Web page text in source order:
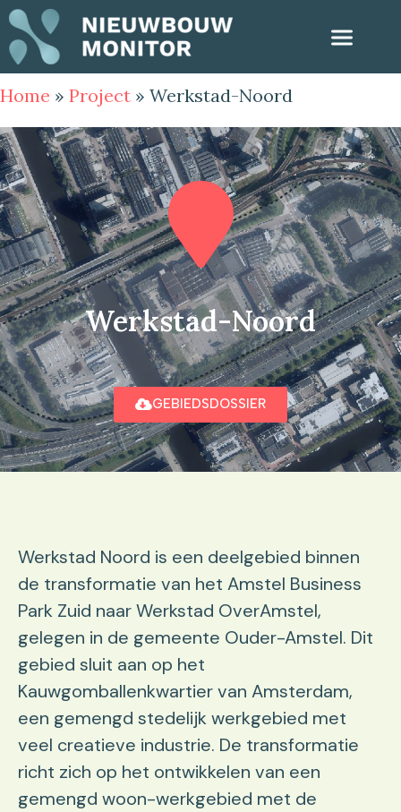
Home » Project » Werkstad-Noord
Werkstad-Noord
GEBIEDSDOSSIER
Werkstad Noord is een deelgebied binnen
de transformatie van het Amstel Business
Park Zuid naar Werkstad OverAmstel,
gelegen in de gemeente Ouder-Amstel. Dit
gebied sluit aan op het
Kauwgomballenkwartier van Amsterdam,
een gemengd stedelijk werkgebied met
veel creatieve industrie. De transformatie
richt zich op het ontwikkelen van een
gemengd woon-werkgebied met de